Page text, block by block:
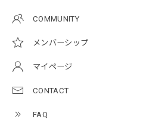
COMMUNITY
メンバーシップ
マイページ
CONTACT
FAQ